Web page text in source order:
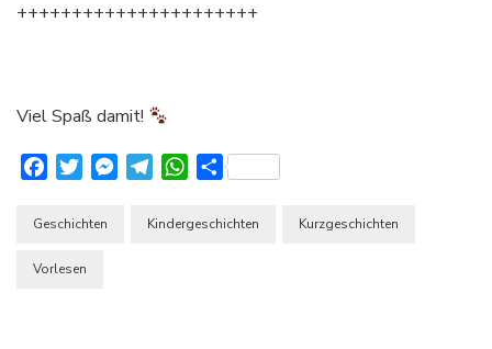
++++++++++++++++++++++
Viel Spaß damit!
FacebookTwitterMessenger
TelegramWhatsApp
Teilen
Geschichten Kindergeschichten Kurzgeschichten
Vorlesen